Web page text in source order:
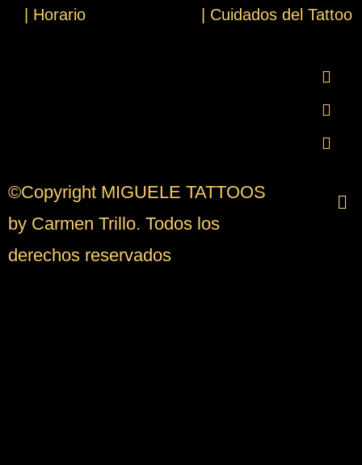
| Horario
| Cuidados del Tattoo
©Copyright MIGUELE TATTOOS
by Carmen Trillo. Todos los
derechos reservados